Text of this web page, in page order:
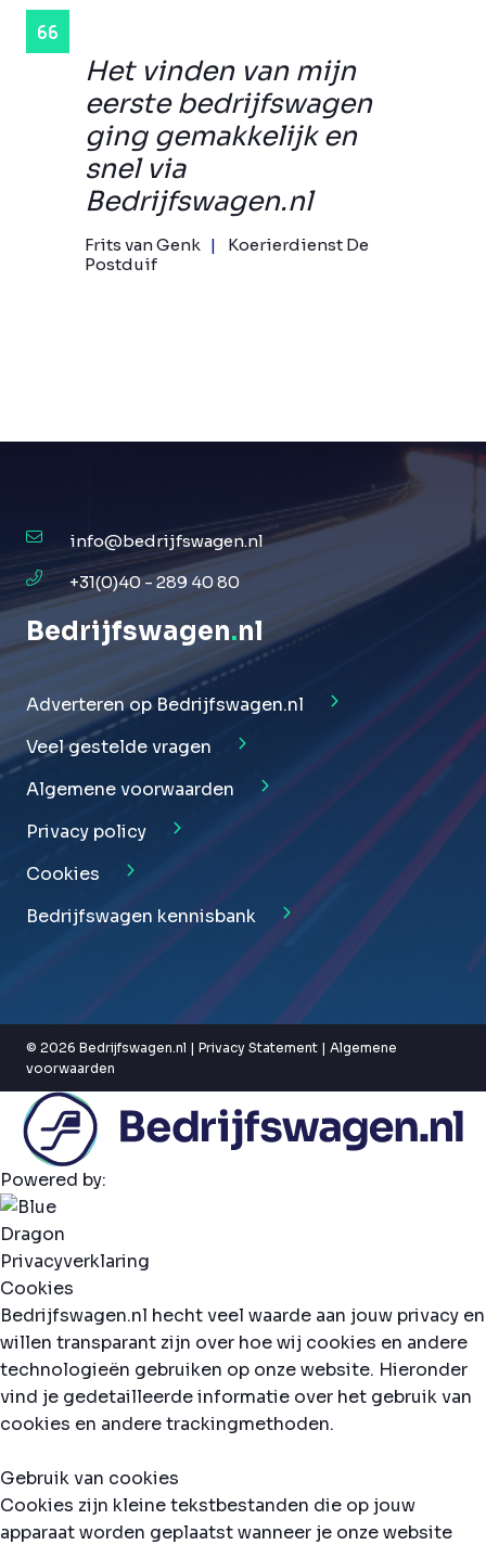
Het vinden van mijn
eerste bedrijfswagen
ging gemakkelijk en
snel via
Bedrijfswagen.nl
Frits van Genk
Koerierdienst De
Postduif
info@bedrijfswagen.nl
+31(0)40 - 289 40 80
Bedrijfswagen.nl
Adverteren op Bedrijfswagen.nl
Veel gestelde vragen
Algemene voorwaarden
Privacy policy
Cookies
Bedrijfswagen kennisbank
© 2026 Bedrijfswagen.nl | Privacy Statement | Algemene
voorwaarden
Powered by:
Privacyverklaring
Cookies
Bedrijfswagen.nl hecht veel waarde aan jouw privacy en
willen transparant zijn over hoe wij cookies en andere
technologieën gebruiken op onze website. Hieronder
vind je gedetailleerde informatie over het gebruik van
cookies en andere trackingmethoden.
Gebruik van cookies
Cookies zijn kleine tekstbestanden die op jouw
apparaat worden geplaatst wanneer je onze website